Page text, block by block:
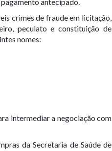
antecipado.
crimes de fraude em licitação,
peculato e constituição de
nomes:
intermediar a negociação com
da Secretaria de Saúde de